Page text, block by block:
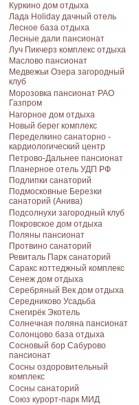
Куркино дом отдыха
Лада Holiday дачный отель
Лесное база отдыха
Лесные дали пансионат
Луч Пикчерз комплекс отдыха
Маслово пансионат
Медвежьи Озера загородный
клуб
Морозовка пансионат РАО
Газпром
Нагорное дом отдыха
Новый берег комплекс
Переделкино санаторно -
кардиологический центр
Петрово-Дальнее пансионат
Планерное отель УДП РФ
Подлипки санаторий
Подмосковные Березки
cанаторий (Анива)
Подсолнухи загородный клуб
Покровское дом отдыха
Поляны пансионат
Протвино санаторий
Ревиталь Парк санаторий
Саракс коттеджный комплекс
Сенеж дом отдыха
Серебряный Век дом отдыха
Середниково Усадьба
Снегирёк Экотель
Солнечная поляна пансионат
Солонцово база отдыха
Сосновый бор Сабурово
пансионат
Сосны оздоровительный
комплекс
Сосны санаторий
Союз курорт-парк МИД